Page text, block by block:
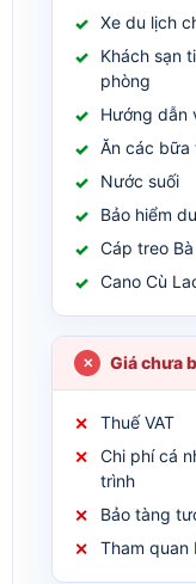
Xe du lịch
Khách sạn
phòng
Hướng dẫn
Ăn các bữa
Nước suối
Bảo hiểm
Cáp treo
Cano Cù
Giá chưa
Thuế VAT
Chi phí cá
trình
Bảo tàng
Tham quan